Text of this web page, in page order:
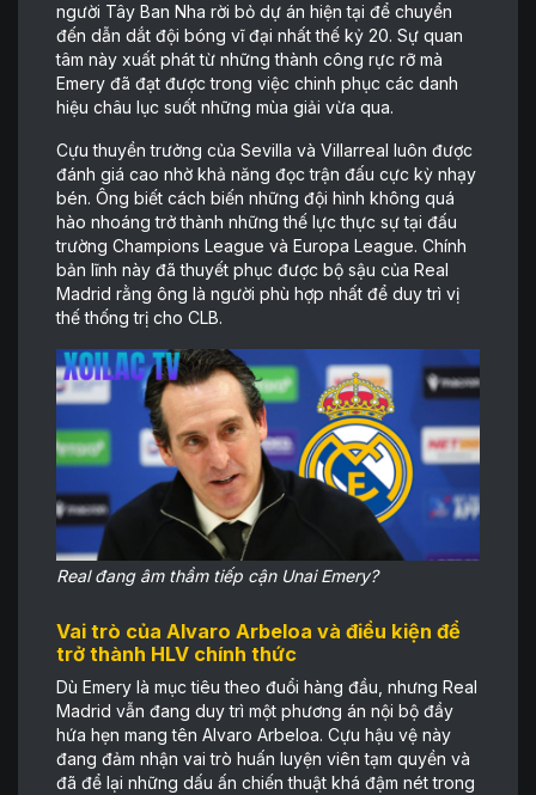
người Tây Ban Nha rời bỏ dự án hiện tại để chuyển
đến dẫn dắt đội bóng vĩ đại nhất thế kỷ 20. Sự quan
tâm này xuất phát từ những thành công rực rỡ mà
Emery đã đạt được trong việc chinh phục các danh
hiệu châu lục suốt những mùa giải vừa qua.
Cựu thuyền trưởng của Sevilla và Villarreal luôn được
đánh giá cao nhờ khả năng đọc trận đấu cực kỳ nhạy
bén. Ông biết cách biến những đội hình không quá
hào nhoáng trở thành những thế lực thực sự tại đấu
trường Champions League và Europa League. Chính
bản lĩnh này đã thuyết phục được bộ sậu của Real
Madrid rằng ông là người phù hợp nhất để duy trì vị
thế thống trị cho CLB.
Real đang âm thầm tiếp cận Unai Emery?
Vai trò của Alvaro Arbeloa và điều kiện để
trở thành HLV chính thức
Dù Emery là mục tiêu theo đuổi hàng đầu, nhưng Real
Madrid vẫn đang duy trì một phương án nội bộ đầy
hứa hẹn mang tên Alvaro Arbeloa. Cựu hậu vệ này
đang đảm nhận vai trò huấn luyện viên tạm quyền và
đã để lại những dấu ấn chiến thuật khá đậm nét trong